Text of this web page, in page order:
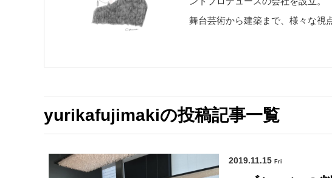
舞台芸術から建築まで、様々な視
yurikafujimakiの投稿記事一覧
2019.11.15 Fri